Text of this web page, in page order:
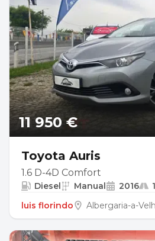
11 950 €
Toyota Auris
1.6 D-4D Comfort
Diesel Manual 2016
luis florindo
Albergaria-a-